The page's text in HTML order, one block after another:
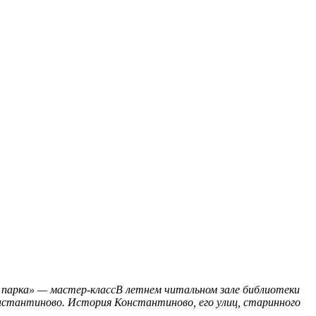
— мастер-классВ летнем читальном зале библиотеки
История Константиново, его улиц, старинного